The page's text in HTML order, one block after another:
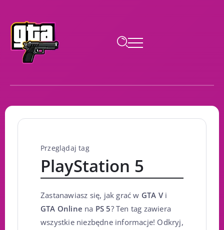
Przeglądaj tag
PlayStation 5
Zastanawiasz się, jak grać w GTA Vi
GTA Online na PS 5? Ten tag zawiera
wszystkie niezbędne informacje! Odkryj,